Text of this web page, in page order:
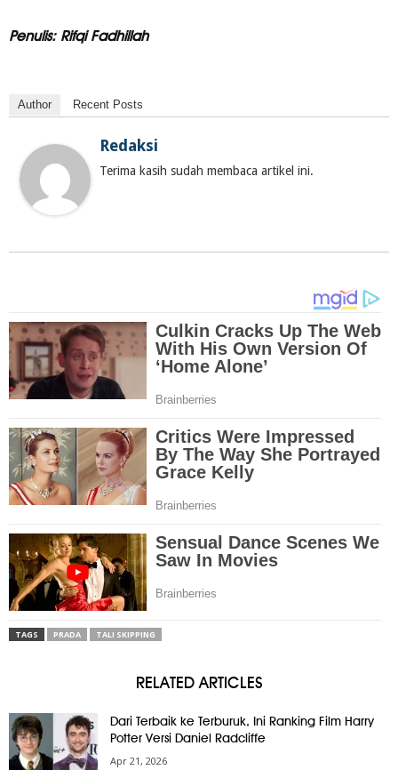
Penulis: Rifqi Fadhillah
Author Recent Posts
Redaksi
Terima kasih sudah membaca artikel ini.
TAGS PRADA TALI SKIPPING
RELATED ARTICLES
Dari Terbaik ke Terburuk, Ini Ranking Film Harry
Potter Versi Daniel Radcliffe
Apr 21, 2026